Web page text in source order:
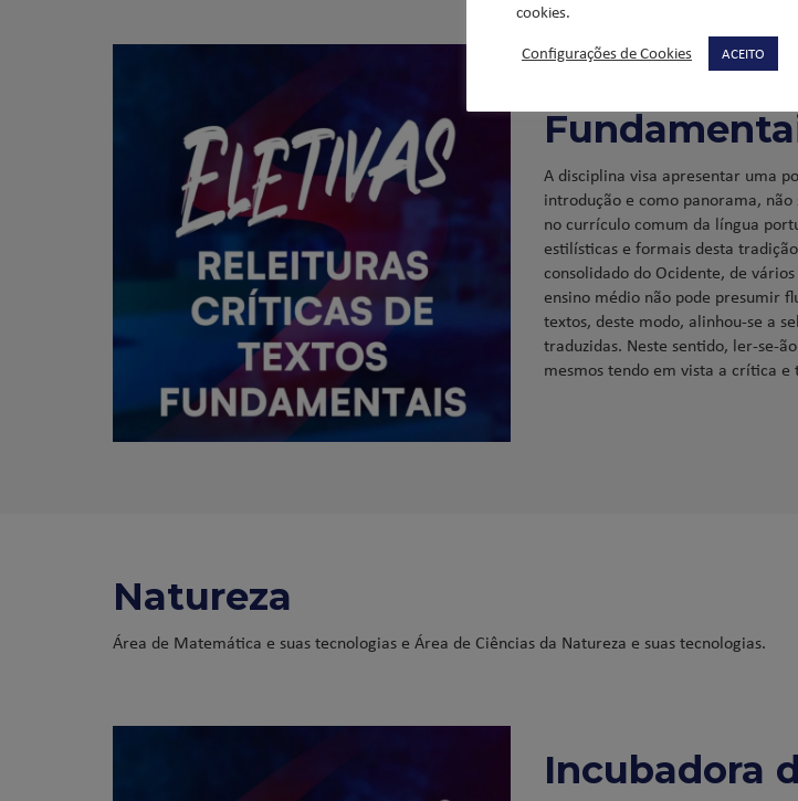
Releituras
A disciplina visa apresentar uma
introdução e como panorama,
no currículo comum da língua
estilísticas e formais desta
consolidado do Ocidente, de
ensino médio não pode presumir
textos, deste modo, alinhou-se a
traduzidas. Neste sentido, ler-se-
mesmos tendo em vista a crítica
Natureza
Área de Matemática e suas tecnologias e Área de Ciências da Natureza e suas tecnologias.
Incubadora
cookies.
Configurações de Cookies
ACEITO